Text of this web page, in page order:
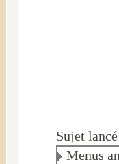
Sujet
Menus